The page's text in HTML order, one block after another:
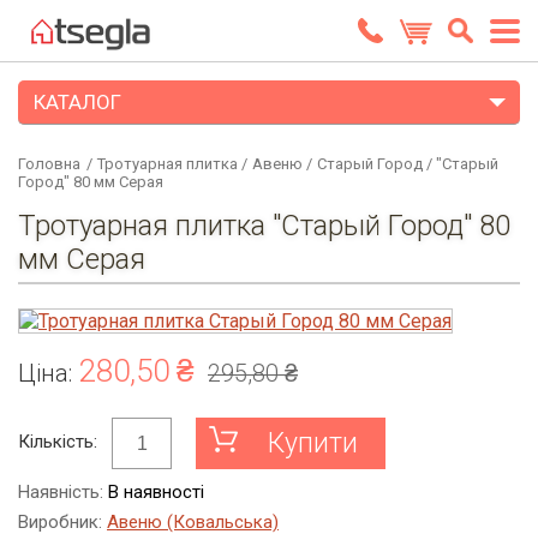
Головна / Тротуарная плитка / Авеню / Старый Город / "Старый
Город" 80 мм Серая
Тротуарная плитка "Старый Город" 80
мм Серая
Ціна: 280,50 ₴ 295,80 ₴
Кількість: Купити
Наявність: В наявності
Виробник: Авеню (Ковальська)
КАТАЛОГ